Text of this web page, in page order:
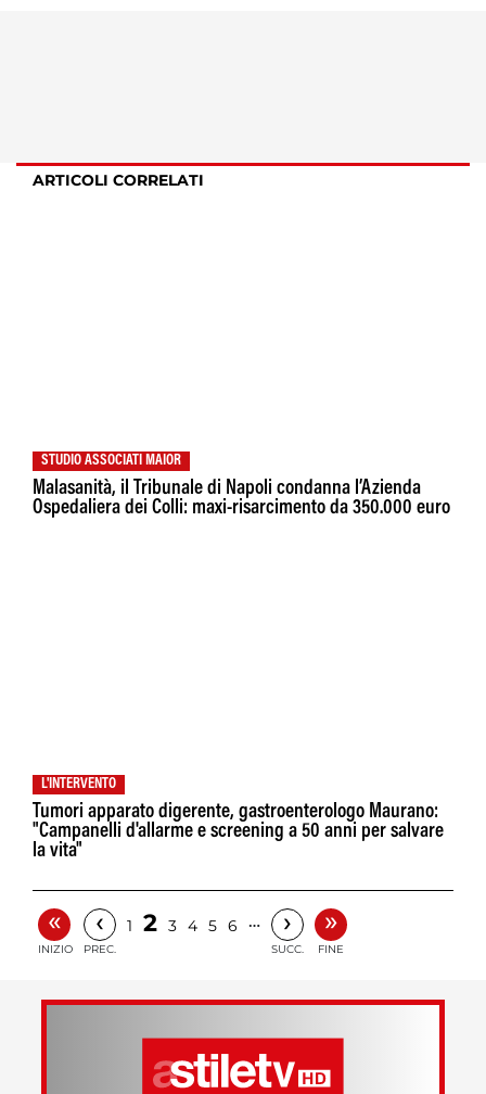
ARTICOLI CORRELATI
STUDIO ASSOCIATI MAIOR
Malasanità, il Tribunale di Napoli condanna l’Azienda
Ospedaliera dei Colli: maxi-risarcimento da 350.000 euro
L'INTERVENTO
Tumori apparato digerente, gastroenterologo Maurano:
"Campanelli d'allarme e screening a 50 anni per salvare
la vita"
«
INIZIO
‹
PREC.
1 2 3 4 5 6 … ›
SUCC.
»
FINE